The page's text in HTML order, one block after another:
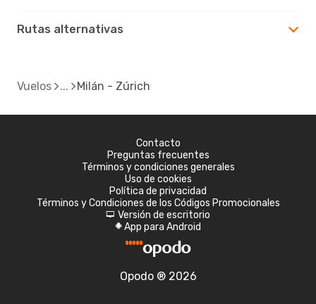
Rutas alternativas
Vuelos Milán - Zúrich
Contacto
Preguntas frecuentes
Términos y condiciones generales
Uso de cookies
Política de privacidad
Términos y Condiciones de los Códigos Promocionales
d Versión de escritorio
A App para Android
Opodo ® 2026